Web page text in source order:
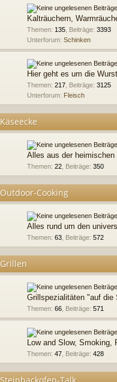
Kalträuchern,
Themen: 135 Beiträge: 3393
Unterforum: Schinken
Hier geht es um die Wurst
Themen: 217 Beiträge: 3125
Unterforum: Fleisch
Käseecke
Alles aus der heimischen
Themen: 22 Beiträge: 350
Outdoor-Cooking
Alles rund um den
Themen: 63 Beiträge: 572
Grillen
Grillspezialitäten "auf die
Themen: 66 Beiträge: 571
Low and Slow, Smoking,
Themen: 47 Beiträge: 428